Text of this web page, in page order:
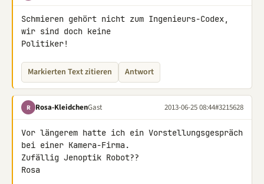
Schmieren gehört nicht zum Ingenieurs-Codex,
wir sind doch keine
Politiker!
Markierten Text zitieren Antwort
R Rosa-KleidchenGast 2013-06-25 08:44#3215628
Vor längerem hatte ich ein Vorstellungsgespräch
bei einer Kamera-Firma.
Zufällig Jenoptik Robot??
Rosa